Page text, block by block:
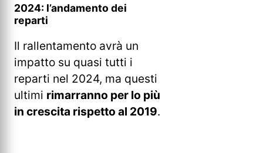
2024: l’andamento dei
reparti
Il rallentamento avrà un
impatto su quasi tutti i
reparti nel 2024, ma questi
ultimi rimarranno per lo più
in crescita rispetto al 2019.